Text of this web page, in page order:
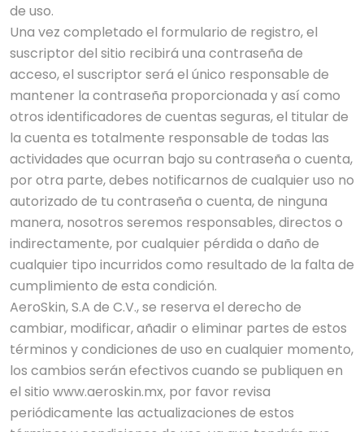
de uso.
Una vez completado el formulario de registro, el
suscriptor del sitio recibirá una contraseña de
acceso, el suscriptor será el único responsable de
mantener la contraseña proporcionada y así como
otros identificadores de cuentas seguras, el titular de
la cuenta es totalmente responsable de todas las
actividades que ocurran bajo su contraseña o cuenta,
por otra parte, debes notificarnos de cualquier uso no
autorizado de tu contraseña o cuenta, de ninguna
manera, nosotros seremos responsables, directos o
indirectamente, por cualquier pérdida o daño de
cualquier tipo incurridos como resultado de la falta de
cumplimiento de esta condición.
AeroSkin, S.A de C.V., se reserva el derecho de
cambiar, modificar, añadir o eliminar partes de estos
términos y condiciones de uso en cualquier momento,
los cambios serán efectivos cuando se publiquen en
el sitio www.aeroskin.mx, por favor revisa
periódicamente las actualizaciones de estos